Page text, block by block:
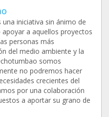
iniciativa sin ánimo de
a aquellos proyectos
personas más
del medio ambiente y la
somos
no podremos hacer
crecientes del
por una colaboración
a aportar su grano de